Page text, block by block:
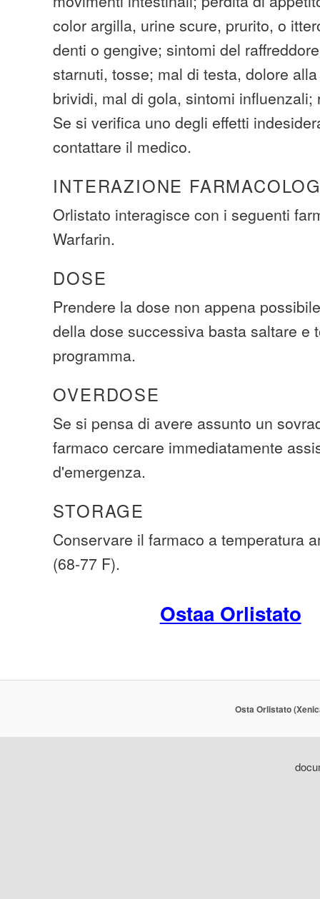
color argilla, urine scure, prurito, o
denti o gengive; sintomi del
starnuti, tosse; mal di testa, dolore
brividi, mal di gola, sintomi
Se si verifica uno degli effetti
contattare il medico.
INTERAZIONE
Orlistato interagisce con i seguenti
Warfarin.
DOSE
Prendere la dose non appena
della dose successiva basta saltare e
programma.
OVERDOSE
Se si pensa di avere assunto un
farmaco cercare immediatamente
d'emergenza.
STORAGE
Conservare il farmaco a temperatura
(68-77 F).
Ostaa Orlistato
Osta Orlistato